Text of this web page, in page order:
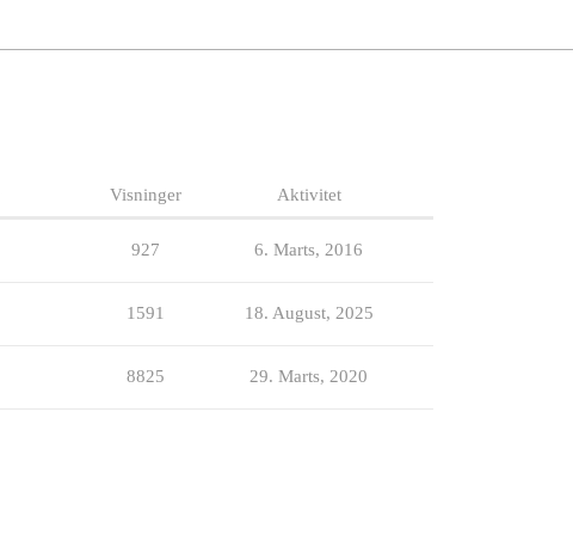
Visninger Aktivitet
927 6. Marts, 2016
1591 18. August, 2025
8825 29. Marts, 2020